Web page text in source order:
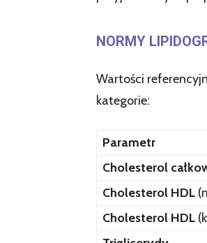
NORMY
Wartości
kategorie:
Parametr
Cholesterol
Cholesterol HDL
Cholesterol HDL